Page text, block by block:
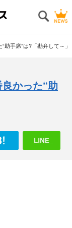
助手席”は?「勘弁して～」
かった“助